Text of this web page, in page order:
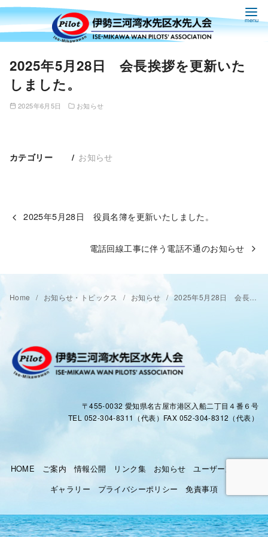
2025年5月28日 会長挨拶を更新いた
しました。
2025年6月5日 お知らせ
カテゴリー お知らせ
2025年5月28日 役員名簿を更新いたしました。
電話回線工事に伴う電話不通のお知らせ
Home お知らせ・トピックス お知らせ 2025年5月28日 会長挨拶を更新いたしました。
〒455-0032 愛知県名古屋市港区入船二丁目４番６号
TEL 052-304-8311（代表）FAX 052-304-8312（代表）
HOME ご案内 情報公開 リンク集 お知らせ
ユーザー対応窓口
ギャラリー
プライバシーポリシー 免責事項